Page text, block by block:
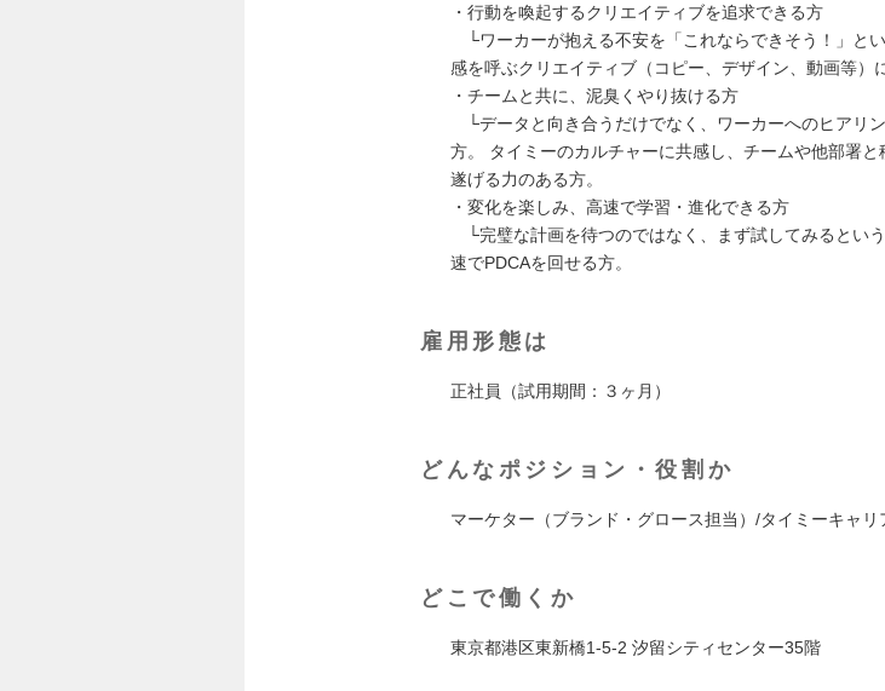
・行動を喚起するクリエイティブを追求できる方
└ワーカーが抱える不安を「これならできそう！」と
感を呼ぶクリエイティブ（コピー、デザイン、動画等）
・チームと共に、泥臭くやり抜ける方
└データと向き合うだけでなく、ワーカーへのヒアリ
方。 タイミーのカルチャーに共感し、チームや他部署
遂げる力のある方。
・変化を楽しみ、高速で学習・進化できる方
└完璧な計画を待つのではなく、まず試してみるとい
速でPDCAを回せる方。
雇用形態は
正社員（試用期間：３ヶ月）
どんなポジション・役割か
マーケター（ブランド・グロース担当）/タイミーキャリ
どこで働くか
東京都港区東新橋1-5-2 汐留シティセンター35階